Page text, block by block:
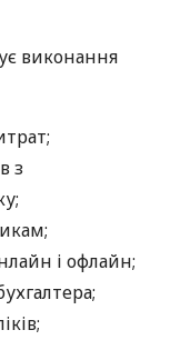
виконання
з
і офлайн;